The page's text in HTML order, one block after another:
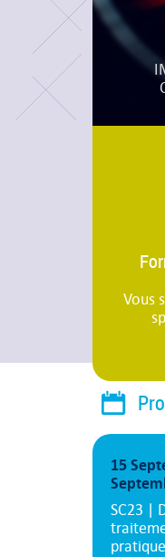
Vous
15
SC23 |
pratique